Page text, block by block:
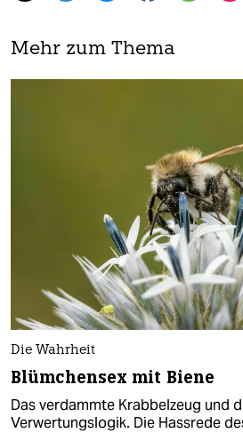
Mehr zum Thema
Die Wahrheit
Blümchensex mit Biene
Das verdammte Krabbelzeug und
Verwertungslogik. Die Hassrede